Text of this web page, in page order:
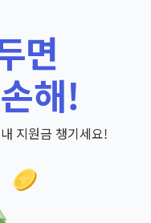
면
해!
지원금 챙기세요!